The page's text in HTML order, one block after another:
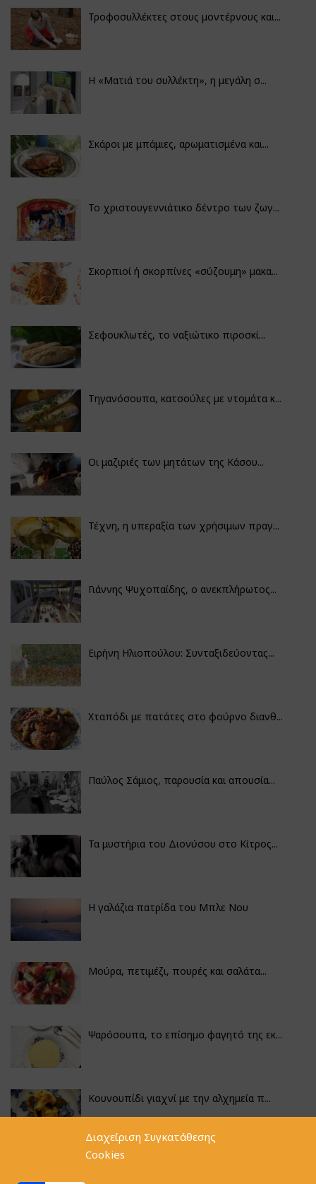
Διαχείριση Συγκατάθεσης
Cookies
Τροφοσυλλέκτες στους μοντέρνους και...
H «Ματιά του συλλέκτη», η μεγάλη σ...
Σκάροι με μπάμιες, αρωματισμένα και...
Το χριστουγεννιάτικο δέντρο των ζωγ...
Σκορπιοί ή σκορπίνες «σύζουμη» μακα...
Σεφουκλωτές, το ναξιώτικο πιροσκί...
Τηγανόσουπα, κατσούλες με ντομάτα κ...
Οι μαζιριές των μητάτων της Κάσου...
Τέχνη, η υπεραξία των χρήσιμων πραγ...
Γιάννης Ψυχοπαίδης, ο ανεκπλήρωτος...
Ειρήνη Ηλιοπούλου: Συνταξιδεύοντας...
Χταπόδι με πατάτες στο φούρνο διανθ...
Παύλος Σάμιος, παρουσία και απουσία...
Τα μυστήρια του Διονύσου στο Κίτρος...
Η γαλάζια πατρίδα του Μπλε Νου
Μούρα, πετιμέζι, πουρές και σαλάτα...
Ψαρόσουπα, το επίσημο φαγητό της εκ...
Κουνουπίδι γιαχνί με την αλχημεία π...
Αγκινάρες γεμιστές με ρύζι και ριζό...